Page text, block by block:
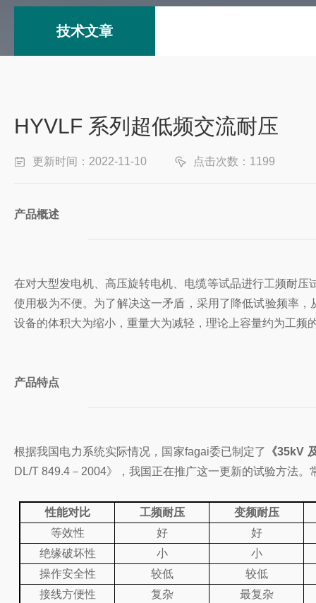
技术文章
HYVLF 系列超低频交流耐压
更新时间：2022-11-10 点击次数：1199
产品概述
在对大型发电机、高压旋转电机、电缆等试品进行工频耐
使用极为不便。为了解决这一矛盾，采用了降低试验频率
设备的体积大为缩小，重量大为减轻，理论上容量约为工
产品特点
根据我国电力系统实际情况，国家fagai委已制定了
《35kV
DL/T 849.4－2004》，我国正在推广这一更新的试验方法。
性能对比 工频耐压
变频耐压
等效性
好
好
绝缘破坏性
小
小
操作安全性
较低
较低
接线方便性
复杂
最复杂